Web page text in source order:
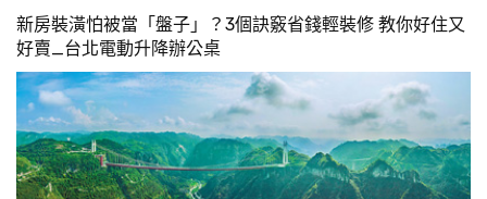
新房裝潢怕被當「盤子」？3個訣竅省錢輕裝修 教你好住又
好賣_台北電動升降辦公桌